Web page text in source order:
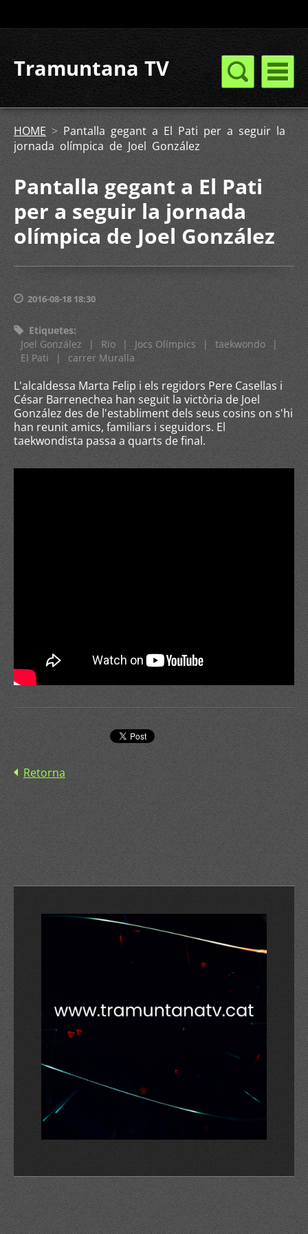
Tramuntana TV
HOME > Pantalla gegant a El Pati per a seguir la
jornada olímpica de Joel González
Pantalla gegant a El Pati
per a seguir la jornada
olímpica de Joel González
2016-08-18 18:30
Etiquetes:
Joel González
| Rio | Jocs Olímpics | taekwondo
|
El Pati
| carrer Muralla
L'alcaldessa Marta Felip i els regidors Pere Casellas i
César Barrenechea han seguit la victòria de Joel
González des de l'establiment dels seus cosins on s'hi
han reunit amics, familiars i seguidors. El
taekwondista passa a quarts de final.
Retorna